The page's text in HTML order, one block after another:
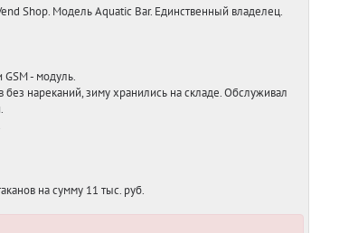
Shop. Модель Aquatic Bar. Единственный владелец.
- модуль.
нареканий, зиму хранились на складе. Обслуживал
на сумму 11 тыс. руб.